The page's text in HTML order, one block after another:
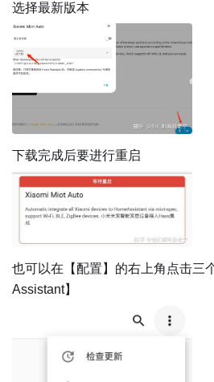
选择最新版本
下载完成后要进行重启
也可以在【配置】的右上角点击三
Assistant】